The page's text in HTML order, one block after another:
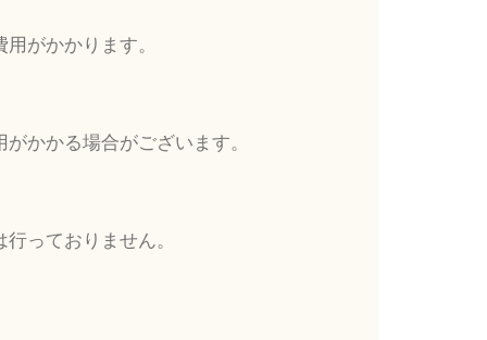
がかかります。
かかる場合がございます。
っておりません。